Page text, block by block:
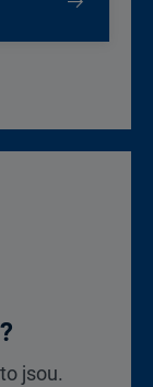
jsou.